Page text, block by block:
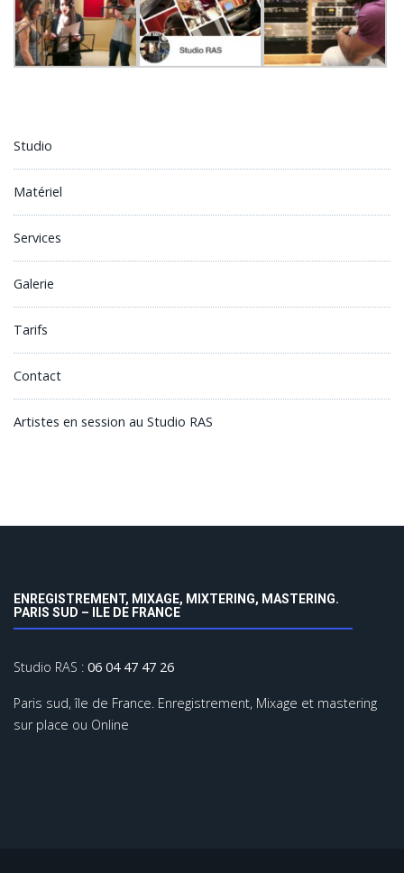
Studio
Matériel
Services
Galerie
Tarifs
Contact
Artistes en session au Studio RAS
ENREGISTREMENT, MIXAGE, MIXTERING, MASTERING.
PARIS SUD – ILE DE FRANCE
Studio RAS : 06 04 47 47 26
Paris sud, île de France. Enregistrement, Mixage et mastering
sur place ou Online